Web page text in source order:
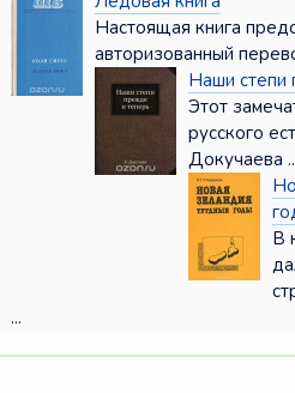
Настоящая книга
авторизованный
Наши степи
Этот
русского
Докучаева
В
...